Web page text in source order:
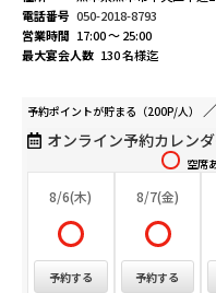
電話番号 050-2018-8793
営業時間 17:00 ～ 25:00
最大宴会人数 130 名様迄
予約ポイントが貯まる（200P/人）
オンライン予約カレン
空席
8/6(木)
予約する
8/7(金)
予約する